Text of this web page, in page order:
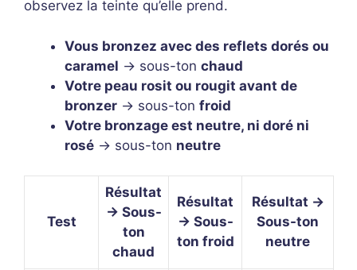
observez la teinte qu’elle prend.
Vous bronzez avec des reflets dorés ou
caramel → sous-ton chaud
Votre peau rosit ou rougit avant de
bronzer → sous-ton froid
Votre bronzage est neutre, ni doré ni
rosé → sous-ton neutre
Test
Résultat
→ Sous-
ton
chaud
Résultat
→ Sous-
ton froid
Résultat →
Sous-ton
neutre